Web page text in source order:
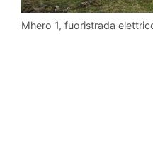
Mhero 1, fuoristrada